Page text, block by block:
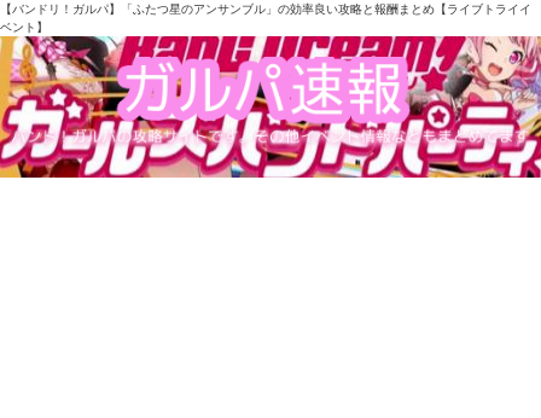
【バンドリ！ガルパ】「ふたつ星のアンサンブル」の効率良い攻略と報酬まとめ【ライブトライイ
ベント】